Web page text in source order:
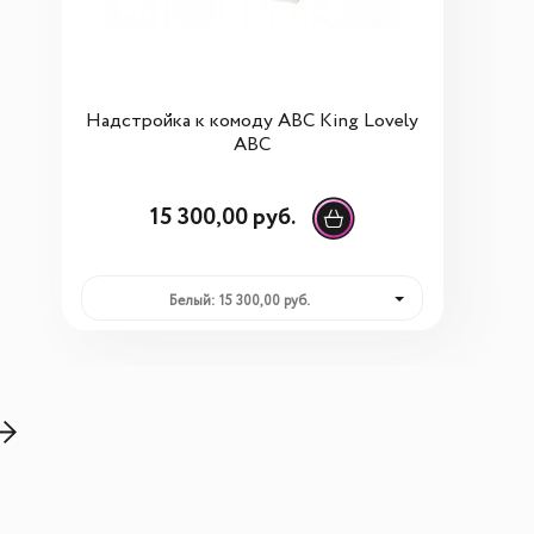
Надстройка к комоду ABC King Lovely
ABC
15 300,00 руб.
Белый: 15 300,00 руб.